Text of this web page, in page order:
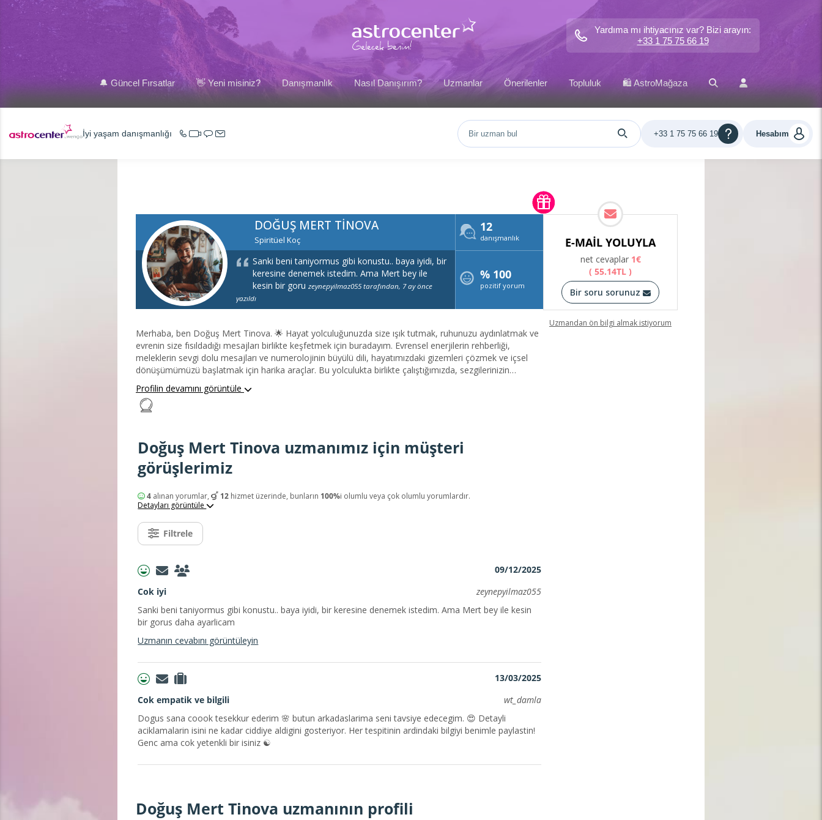
Yardıma mı ihtiyacınız var? Bizi arayın:
+33 1 75 75 66 19
🔔 Güncel Fırsatlar 👋 Yeni misiniz? Danışmanlık Nasıl Danışırım? Uzmanlar Önerilenler Topluluk 🛍️ AstroMağaza
İyi yaşam danışmanlığı Hesabım
+33 1 75 75 66 19
DOĞUŞ MERT TINOVA
Spiritüel Koç
12
danışmanlık
Sanki beni taniyormus gibi konustu.. baya iyidi, bir
keresine denemek istedim. Ama Mert bey ile
kesin bir goru zeynepyilmaz055 tarafından, 7 ay önce
yazıldı
% 100
pozitif yorum
Merhaba, ben Doğuş Mert Tinova. 🌟 Hayat yolculuğunuzda size ışık tutmak, ruhunuzu aydınlatmak ve
evrenin size fısıldadığı mesajları birlikte keşfetmek için buradayım. Evrensel enerjilerin rehberliği,
meleklerin sevgi dolu mesajları ve numerolojinin büyülü dili, hayatımızdaki gizemleri çözmek ve içsel
dönüşümümüzü başlatmak için harika araçlar. Bu yolculukta birlikte çalıştığımızda, sezgilerinizin
gücünü yeniden keşfedecek, evrenin size sunduğu işaretleri okumayı öğrenecek ve kendi gerçekliğinizi
bilinçle yaratma cesaretini bulacaksınız.Benim amacım, sizinle samimi, sevgi dolu ve net bir bağ
kurarak, kendinize olan güveninizi artırmak ve hayatınıza yeni bir bakış açısı kazandırmak. Sorularınız
Profilin devamını görüntüle
Doğuş Mert Tinova uzmanımız için müşteri
görüşlerimiz
4 alınan yorumlar, 12 hizmet üzerinde, bunların 100%i olumlu veya çok olumlu yorumlardır.
Detayları görüntüle
Filtrele
09/12/2025
Cok iyi
zeynepyilmaz055
Sanki beni taniyormus gibi konustu.. baya iyidi, bir keresine denemek istedim. Ama Mert bey ile kesin
bir gorus daha ayarlicam
Uzmanın cevabını görüntüleyin
13/03/2025
Cok empatik ve bilgili
wt_damla
Dogus sana coook tesekkur ederim 🌸 butun arkadaslarima seni tavsiye edecegim. 😍 Detayli
aciklamalarin isini ne kadar ciddiye aldigini gosteriyor. Her tespitinin ardindaki bilgiyi benimle paylastin!
Genc ama cok yetenkli bir isiniz ☯️
Doğuş Mert Tinova uzmanının profili
E-MAIL YOLUYLA
net cevaplar 1€
( 55.14TL )
Bir soru sorunuz
Uzmandan ön bilgi almak istiyorum